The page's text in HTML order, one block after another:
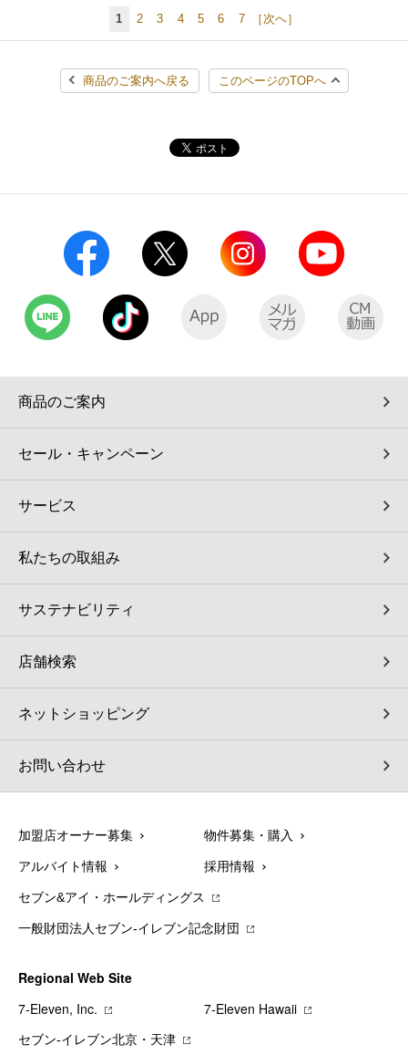
1 2 3 4 5 6 7 ［次へ］
商品のご案内へ戻る このページのTOPへ
商品のご案内
セール・キャンペーン
サービス
私たちの取組み
サステナビリティ
店舗検索
ネットショッピング
お問い合わせ
加盟店オーナー募集 物件募集・購入
アルバイト情報 採用情報
セブン&アイ・ホールディングス
一般財団法人セブン-イレブン記念財団
Regional Web Site
7‐Eleven, Inc.
7‐Eleven Hawaii
セブン‐イレブン北京・天津